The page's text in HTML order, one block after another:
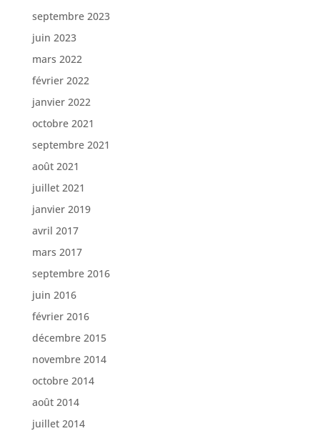
septembre 2023
juin 2023
mars 2022
février 2022
janvier 2022
octobre 2021
septembre 2021
août 2021
juillet 2021
janvier 2019
avril 2017
mars 2017
septembre 2016
juin 2016
février 2016
décembre 2015
novembre 2014
octobre 2014
août 2014
juillet 2014